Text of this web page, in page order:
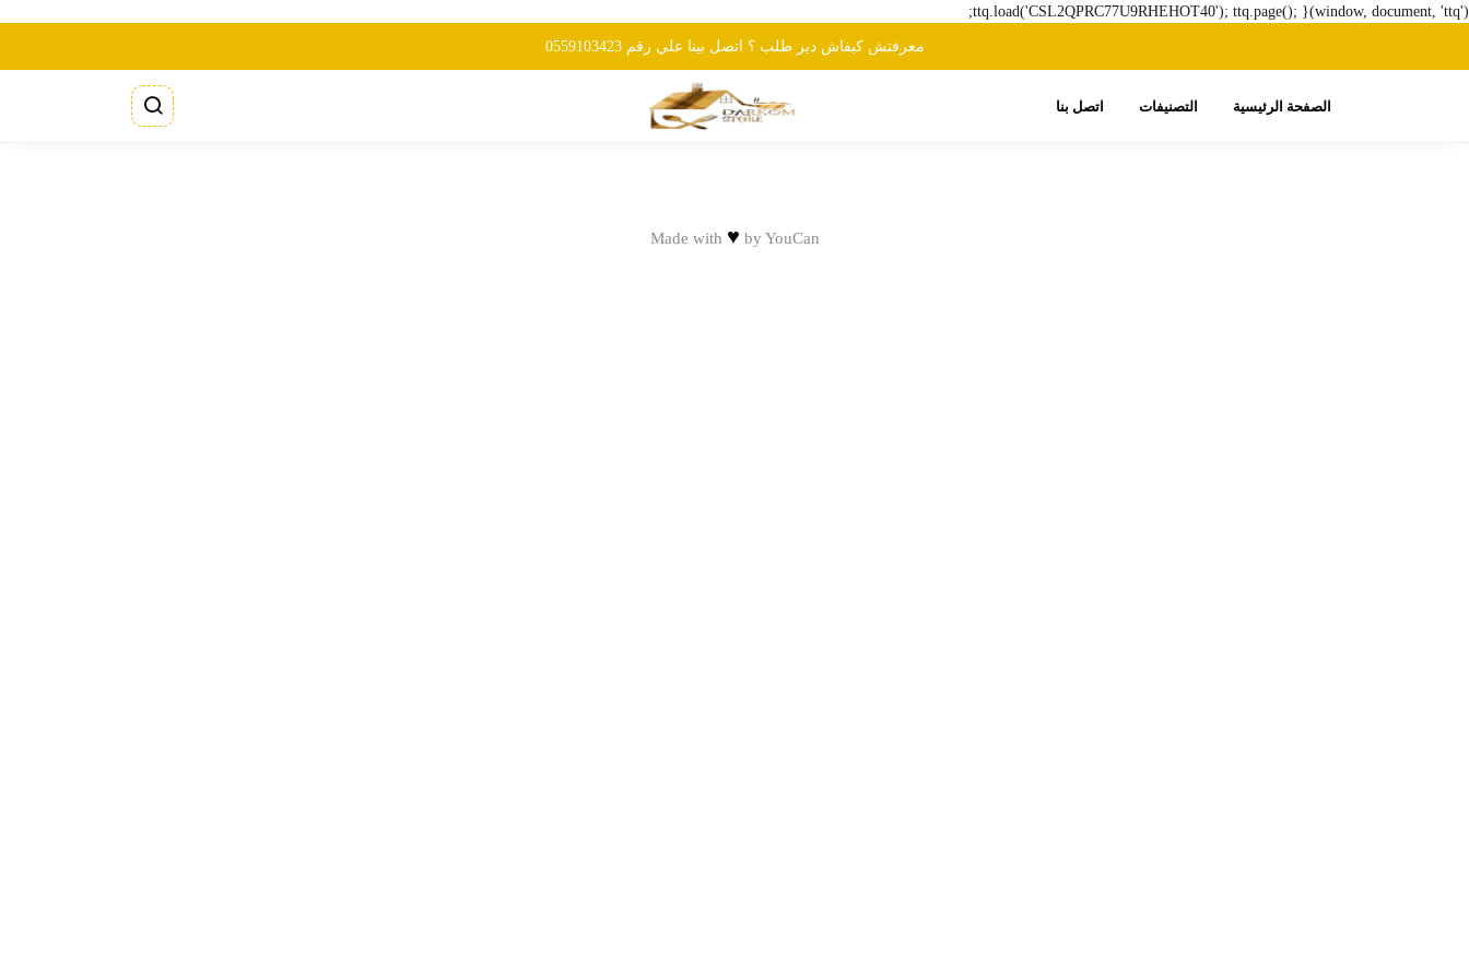
ttq.load('CSL2QPRC77U9RHEHOT40'); ttq.page(); }(window, document, 'ttq');
معرفتش كيفاش دير طلب ؟ اتصل بينا علي رقم 0559103423
الصفحة الرئيسية التصنيفات اتصل بنا
Made with ♥ by YouCan